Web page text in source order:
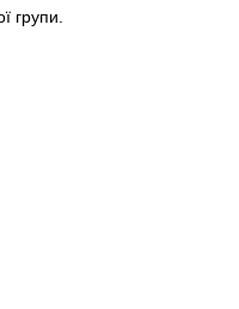
групи.